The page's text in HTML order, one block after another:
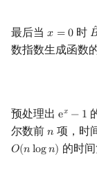
最后当 𝑥 = 0
x=0 时 B
数指数生成函数
预处理出 e𝑥 − 1
ex −1
尔数前 𝑛
n 项，时
𝑂(𝑛log𝑛)
O(nlogn) 的时间